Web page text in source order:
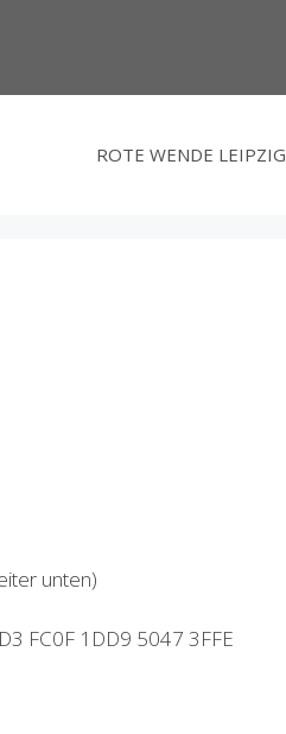
ROTE WENDE LEIPZIG
unten)
FC0F 1DD9 5047 3FFE